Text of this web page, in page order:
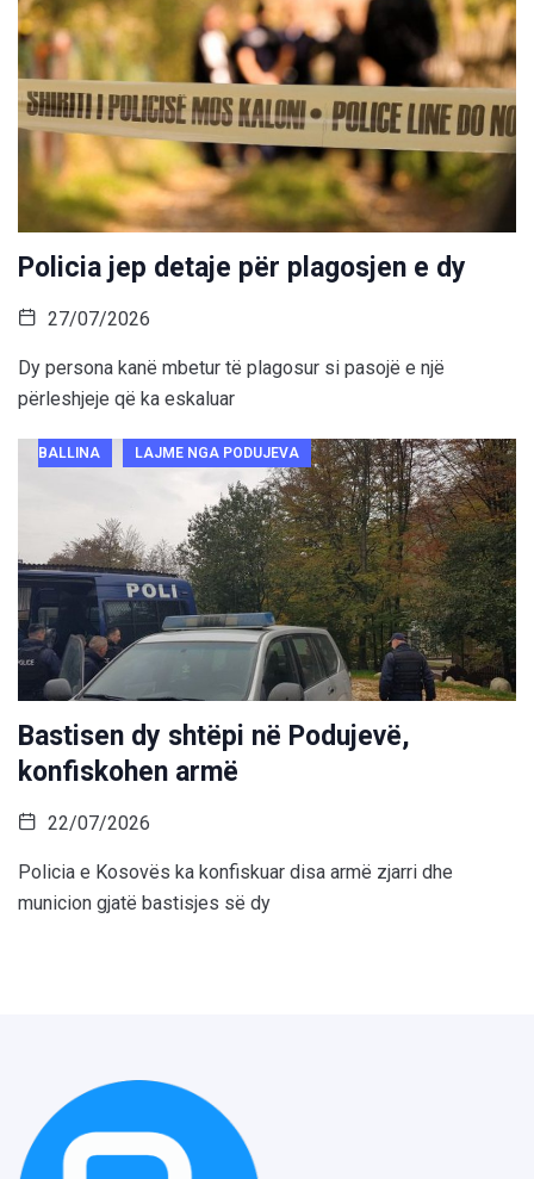
Policia jep detaje për plagosjen e dy
27/07/2026
Dy persona kanë mbetur të plagosur si pasojë e një
përleshjeje që ka eskaluar
BALLINA LAJME NGA PODUJEVA
Bastisen dy shtëpi në Podujevë,
konfiskohen armë
22/07/2026
Policia e Kosovës ka konfiskuar disa armë zjarri dhe
municion gjatë bastisjes së dy